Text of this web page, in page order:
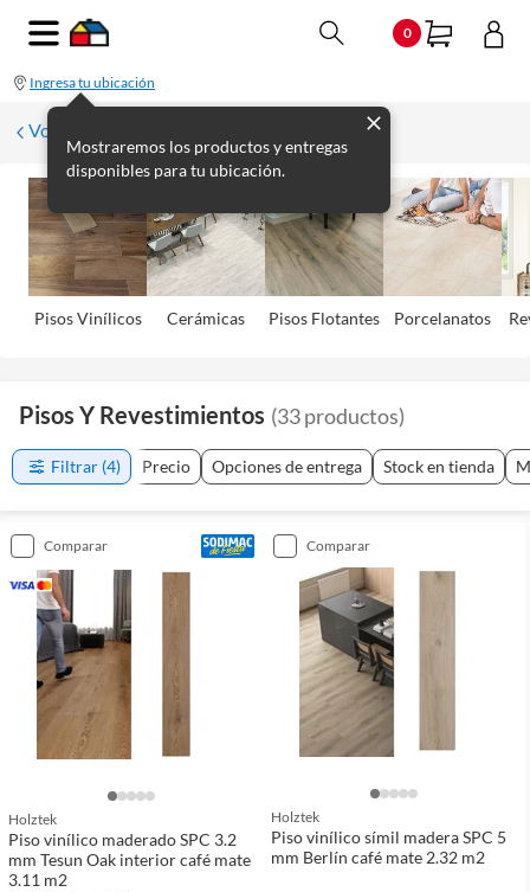
0
Ingresa tu ubicación
Mostraremos los productos y entregas
disponibles para tu ubicación.
Volver
Pisos Viní­licos Cerámicas Pisos Flotantes Porcelanatos
Pisos Y Revestimientos (33productos)
Filtrar (4) Precio Opciones de entrega Stock en tienda
comparar
Holztek
Piso vinílico maderado SPC 3.2
mm Tesun Oak interior café mate
3.11 m2
comparar
Holztek
Piso vinílico símil madera SPC 5
mm Berlín café mate 2.32 m2